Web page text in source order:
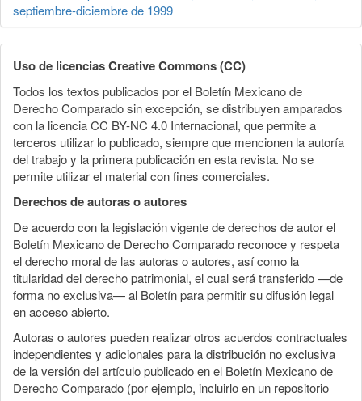
septiembre-diciembre de 1999
Uso de licencias Creative Commons (CC)
Todos los textos publicados por el Boletín Mexicano de
Derecho Comparado sin excepción, se distribuyen amparados
con la licencia CC BY-NC 4.0 Internacional, que permite a
terceros utilizar lo publicado, siempre que mencionen la autoría
del trabajo y la primera publicación en esta revista. No se
permite utilizar el material con fines comerciales.
Derechos de autoras o autores
De acuerdo con la legislación vigente de derechos de autor el
Boletín Mexicano de Derecho Comparado reconoce y respeta
el derecho moral de las autoras o autores, así como la
titularidad del derecho patrimonial, el cual será transferido —de
forma no exclusiva— al Boletín para permitir su difusión legal
en acceso abierto.
Autoras o autores pueden realizar otros acuerdos contractuales
independientes y adicionales para la distribución no exclusiva
de la versión del artículo publicado en el Boletín Mexicano de
Derecho Comparado (por ejemplo, incluirlo en un repositorio